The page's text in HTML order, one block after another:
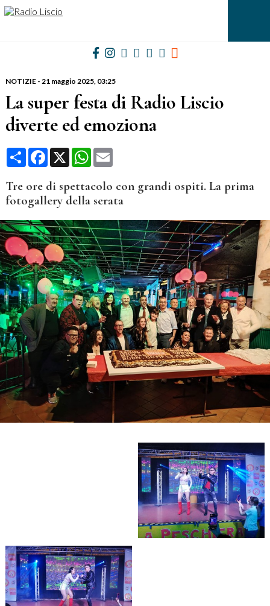
NOTIZIE- 21 maggio 2025, 03:25
La super festa di Radio Liscio
diverte ed emoziona
CondividiFacebook
X WhatsApp
Email
Tre ore di spettacolo con grandi ospiti. La prima
fotogallery della serata